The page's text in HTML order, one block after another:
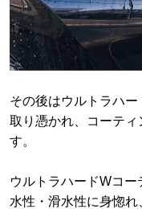
その後はウルトラハ
取り憑かれ、コーティ
す。
ウルトラハードWコ
水性・滑水性に身惚